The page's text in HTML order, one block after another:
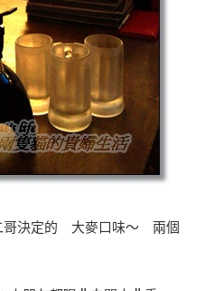
哥決定的 大麥口味～ 兩個